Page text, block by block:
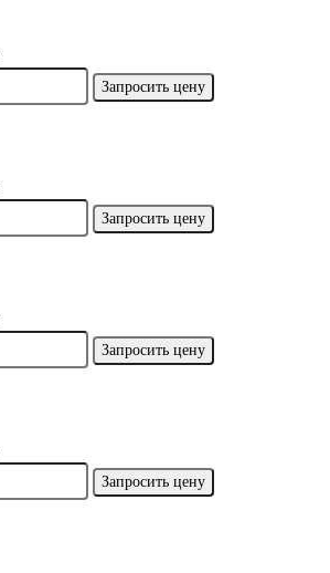
Запросить цену
Запросить цену
Запросить цену
Запросить цену